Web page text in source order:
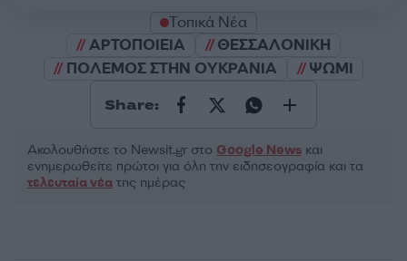
Τοπικά Νέα
ΑΡΤΟΠΟΙΕΙΑ
ΘΕΣΣΑΛΟΝΙΚΗ
ΠΟΛΕΜΟΣ ΣΤΗΝ ΟΥΚΡΑΝΙΑ
ΨΩΜΙ
Share:
Ακολουθήστε το Νewsit.gr στο Google News και
ενημερωθείτε πρώτοι για όλη την ειδησεογραφία και τα
τελευταία νέα της ημέρας